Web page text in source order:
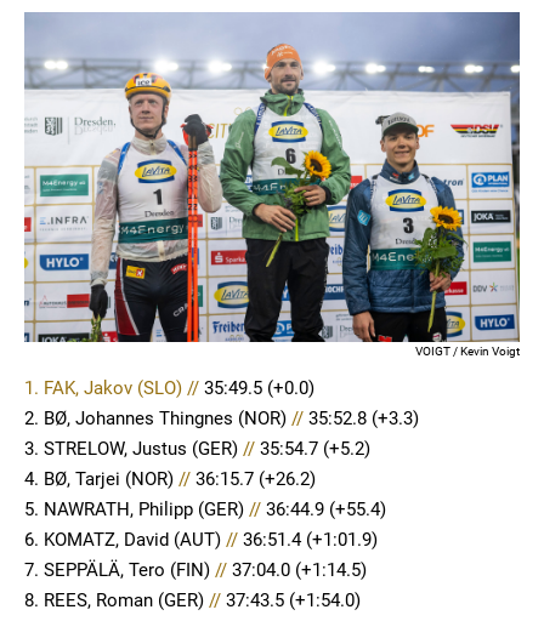
VOIGT / Kevin Voigt
1. FAK, Jakov (SLO) // 35:49.5 (+0.0)
2. BØ, Johannes Thingnes (NOR) //35:52.8 (+3.3)
3. STRELOW, Justus (GER) //35:54.7 (+5.2)
4. BØ, Tarjei (NOR) //36:15.7 (+26.2)
5. NAWRATH, Philipp (GER) //36:44.9 (+55.4)
6. KOMATZ, David (AUT) //36:51.4 (+1:01.9)
7. SEPPÄLÄ, Tero (FIN) //37:04.0 (+1:14.5)
8. REES, Roman (GER) //37:43.5 (+1:54.0)